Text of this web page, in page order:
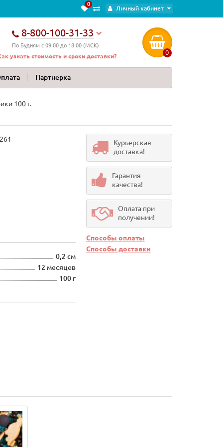
0
Личный кабинет
8-800-100-31-33
По Будням с 09:00 до 18:00 (МСК)
узнать стоимость и сроки доставки?
0
Партнерка
100 г.
0,2 см
12 месяцев
100 г
Курьерская
доставка!
Гарантия
качества!
Оплата при
получении!
Способы оплаты
Способы доставки